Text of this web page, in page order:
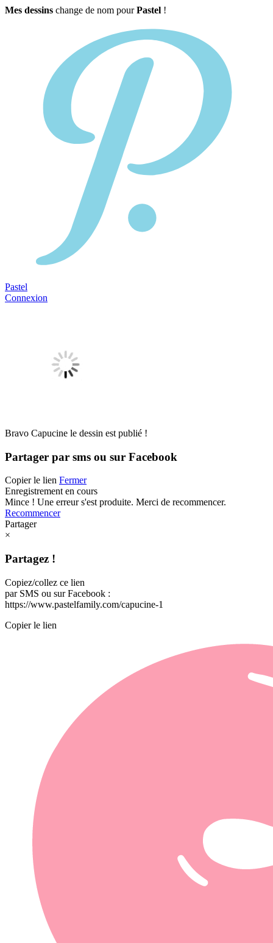
Mes dessins change de nom pourPastel !
Pastel
Connexion
Bravo Capucine le dessin est publié !
Partager par sms ou sur Facebook
Copier le lien Fermer
Enregistrement en cours
Mince ! Une erreur s'est produite. Merci de recommencer.
Recommencer
Partager
×
Partagez !
Copiez/collez ce lien
par SMS ou sur Facebook :
https://www.pastelfamily.com/capucine-1
Copier le lien